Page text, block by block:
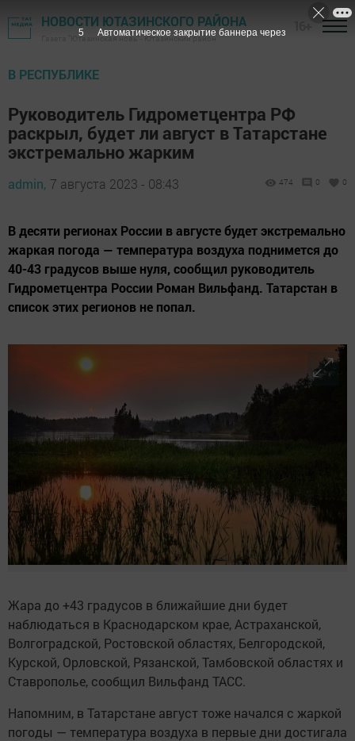
НОВОСТИ ЮТАЗИНСКОГО РАЙОНА
Газета "Ютазинская новь" - Ютазинский район
В РЕСПУБЛИКЕ
Руководитель Гидрометцентра РФ
раскрыл, будет ли август в Татарстане
экстремально жарким
admin, 7 августа 2023 - 08:43 474 0 0
В десяти регионах России в августе будет экстремально
жаркая погода — температура воздуха поднимется до
40-43 градусов выше нуля, сообщил руководитель
Гидрометцентра России Роман Вильфанд. Татарстан в
список этих регионов не попал.
Жара до +43 градусов в ближайшие дни будет
наблюдаться в Краснодарском крае, Астраханской,
Волгоградской, Ростовской областях, Белгородской,
Курской, Орловской, Рязанской, Тамбовской областях и
Ставрополье, сообщил Вильфанд ТАСС.
Напомним, в Татарстане август тоже начался с жаркой
погоды — температура воздуха в первые дни достигала
4 Автоматическое закрытие баннера через